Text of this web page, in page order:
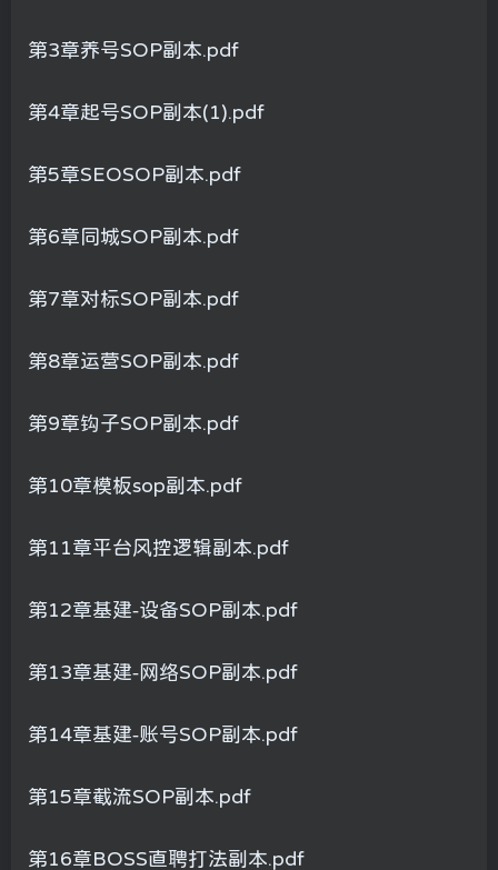
第3章养号SOP副本.pdf
第4章起号SOP副本(1).pdf
第5章SEOSOP副本.pdf
第6章同城SOP副本.pdf
第7章对标SOP副本.pdf
第8章运营SOP副本.pdf
第9章钩子SOP副本.pdf
第10章模板sop副本.pdf
第11章平台风控逻辑副本.pdf
第12章基建-设备SOP副本.pdf
第13章基建-网络SOP副本.pdf
第14章基建-账号SOP副本.pdf
第15章截流SOP副本.pdf
第16章BOSS直聘打法副本.pdf